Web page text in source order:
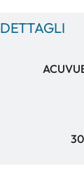
DETTAGLI